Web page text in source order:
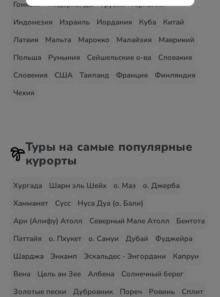
Гонконг
Нидерланды Грузия
Германия
Индонезия
Израиль Иордания Куба
Китай
Латвия
Мальта Марокко Малайзия
Маврикий
Польша
Румыния Сейшельские о-ва
Словакия
Словения
США Таиланд Франция
Финляндия
Чехия
Туры на самые популярные
курорты
Хургада Шарм эль Шейх о. Маэ
о. Джерба
Хаммамет
Сусс
Нуса Дуа (о. Бали)
Ари (Алифу) Атолл
Северный Мале Атолл
Бентота
Паттайя
о. Пхукет о. Самуи Дубай
Фуджейра
Шарджа
Энкамп Эскальдес - Энгордани
Капрун
Вена
Цель ам Зее Албена
Солнечный берег
Золотые пески
Дубровник Пореч Ровинь
Сплит